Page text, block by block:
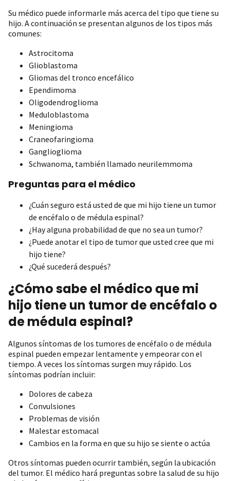
Su médico puede informarle más acerca del tipo que tiene su
hijo. A continuación se presentan algunos de los tipos más
comunes:
Astrocitoma
Glioblastoma
Gliomas del tronco encefálico
Ependimoma
Oligodendroglioma
Meduloblastoma
Meningioma
Craneofaringioma
Ganglioglioma
Schwanoma, también llamado neurilemmoma
Preguntas para el médico
¿Cuán seguro está usted de que mi hijo tiene un tumor
de encéfalo o de médula espinal?
¿Hay alguna probabilidad de que no sea un tumor?
¿Puede anotar el tipo de tumor que usted cree que mi
hijo tiene?
¿Qué sucederá después?
¿Cómo sabe el médico que mi
hijo tiene un tumor de encéfalo o
de médula espinal?
Algunos síntomas de los tumores de encéfalo o de médula
espinal pueden empezar lentamente y empeorar con el
tiempo. A veces los síntomas surgen muy rápido. Los
síntomas podrían incluir:
Dolores de cabeza
Convulsiones
Problemas de visión
Malestar estomacal
Cambios en la forma en que su hijo se siente o actúa
Otros síntomas pueden ocurrir también, según la ubicación
del tumor. El médico hará preguntas sobre la salud de su hijo